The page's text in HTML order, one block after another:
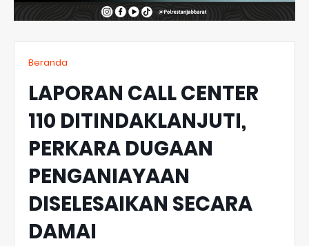
Beranda
LAPORAN CALL CENTER
110 DITINDAKLANJUTI,
PERKARA DUGAAN
PENGANIAYAAN
DISELESAIKAN SECARA
DAMAI